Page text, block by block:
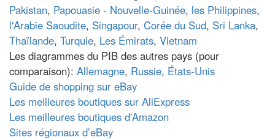
Pakistan, Papouasie - Nouvelle-Guinée, les Philippines,
l'Arabie Saoudite, Singapour, Corée du Sud, Sri Lanka,
Thaïlande, Turquie, Les Émirats, Vietnam
Les diagrammes du PIB des autres pays (pour
comparaison): Allemagne, Russie, États-Unis
Guide de shopping sur eBay
Les meilleures boutiques sur AliExpress
Les meilleures boutiques d'Amazon
Sites régionaux d’eBay